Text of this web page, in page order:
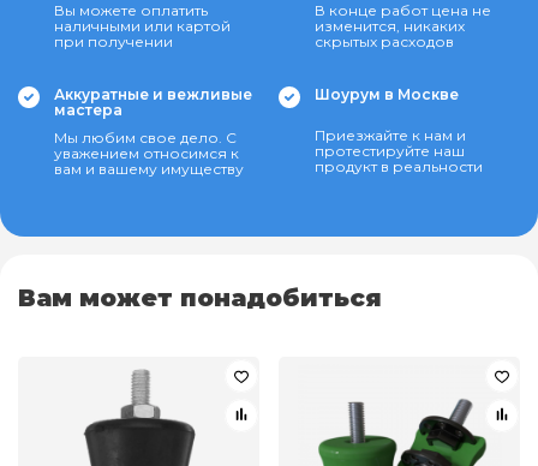
Вы можете оплатить
наличными или картой
при получении
В конце работ цена не
изменится, никаких
скрытых расходов
Аккуратные и вежливые
мастера
Мы любим свое дело. С
уважением относимся к
вам и вашему имуществу
Шоурум в Москве
Приезжайте к нам и
протестируйте наш
продукт в реальности
Вам может понадобиться